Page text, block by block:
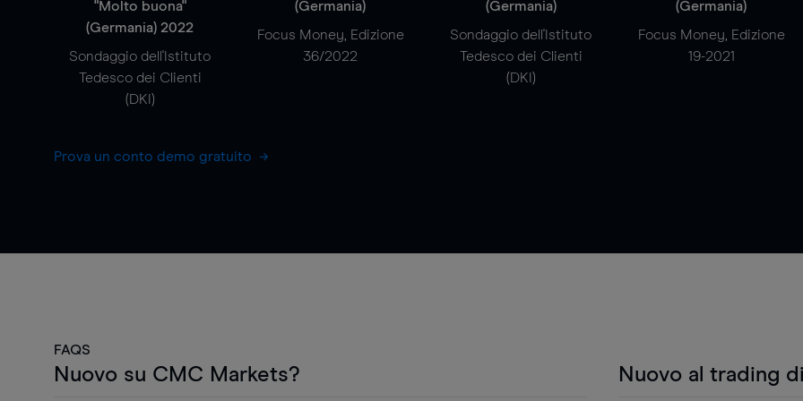
"Molto buona"
(Germania) 2022
Sondaggio dell'Istituto
Tedesco dei Clienti
(DKI)
(Germania)
Focus Money, Edizione
36/2022
(Germania)
Sondaggio dell'Istituto
Tedesco dei Clienti
(DKI)
(Germania)
Focus Money, Edizione
19-2021
Prova un conto demo gratuito
FAQS
Nuovo su CMC Markets? Nuovo al trading